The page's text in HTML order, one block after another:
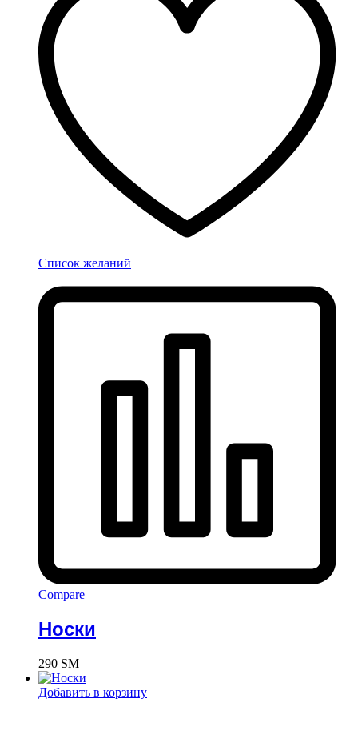
Список желаний
Compare
Носки
290 ЅМ
Добавить в корзину